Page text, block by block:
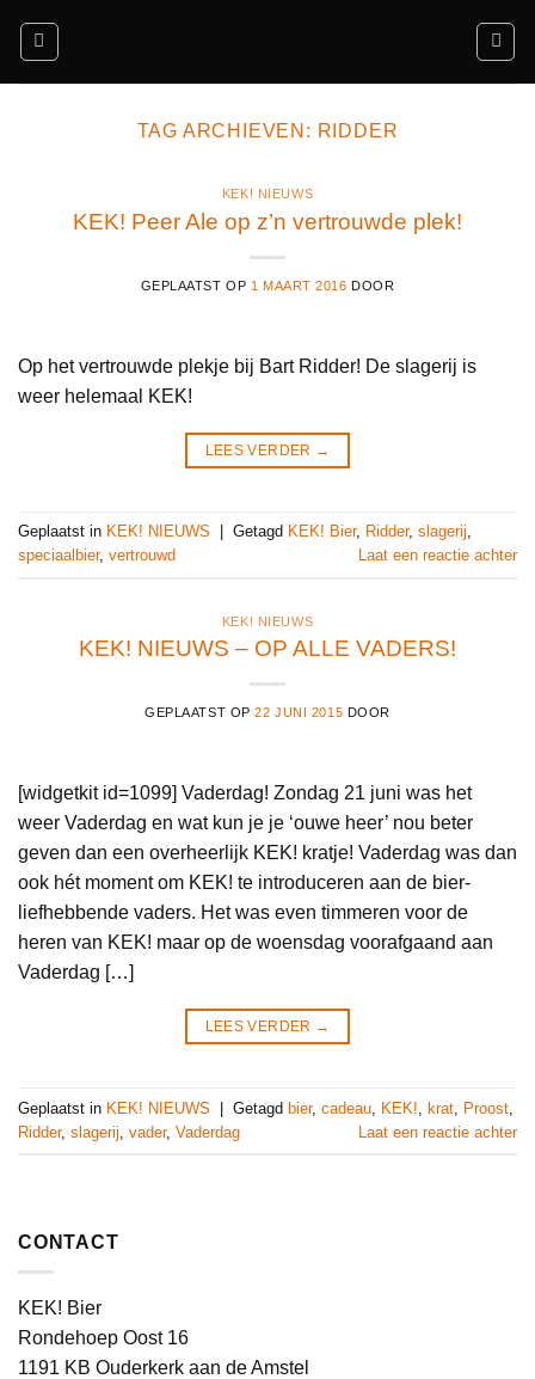
naar
TAG ARCHIEVEN: RIDDER
KEK! NIEUWS
KEK! Peer Ale op z’n vertrouwde plek!
GEPLAATST OP 1 MAART 2016 DOOR
Op het vertrouwde plekje bij Bart Ridder! De slagerij is
weer helemaal KEK!
LEES VERDER →
Geplaatst in KEK! NIEUWS Getagd KEK! Bier, Ridder, slagerij
speciaalbier, vertrouwd Laat een reactie achter
KEK! NIEUWS
KEK! NIEUWS – OP ALLE VADERS!
GEPLAATST OP22 JUNI 2015 DOOR
[widgetkit id=1099] Vaderdag! Zondag 21 juni was het
weer Vaderdag en wat kun je je ‘ouwe heer’ nou beter
geven dan een overheerlijk KEK! kratje! Vaderdag was dan
ook hét moment om KEK! te introduceren aan de bier-
liefhebbende vaders. Het was even timmeren voor de
heren van KEK! maar op de woensdag voorafgaand aan
Vaderdag […]
LEES VERDER →
Geplaatst in KEK! NIEUWS | Getagd bier, cadeau KEK! krat Proost
Ridder, slagerij vader, Vaderdag Laat een reactie achter
CONTACT
KEK! Bier
Rondehoep Oost 16
1191 KB Ouderkerk aan de Amstel